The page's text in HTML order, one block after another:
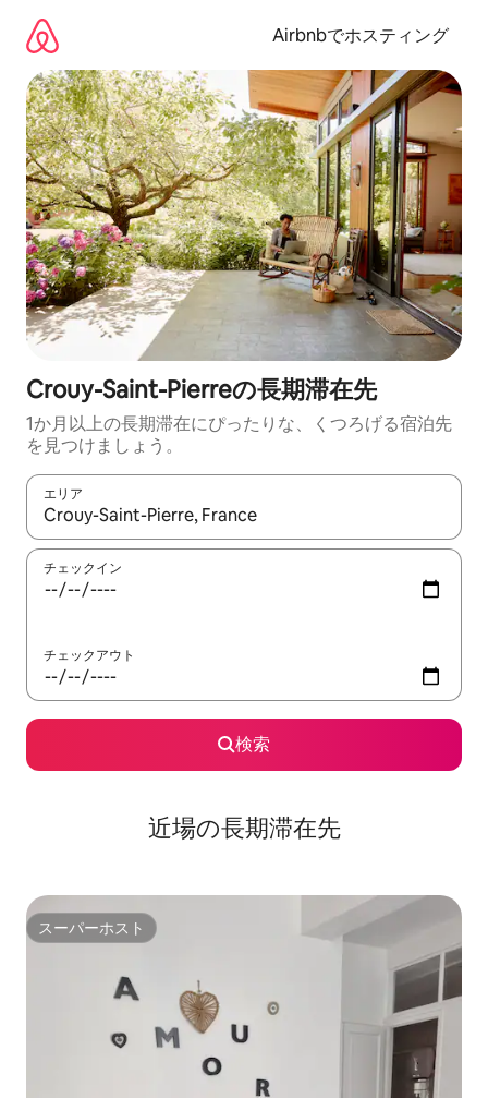
Airbnbでホスティング
Crouy-Saint-Pierreの長期滞在先
1か月以上の長期滞在にぴったりな、くつろげる宿泊先
を見つけましょう。
エリア
検索結果が表示されたら、上下の矢印キーを使って移動するか
チェックイン
チェックアウト
検索
近場の長期滞在先
スーパーホスト
スーパーホスト